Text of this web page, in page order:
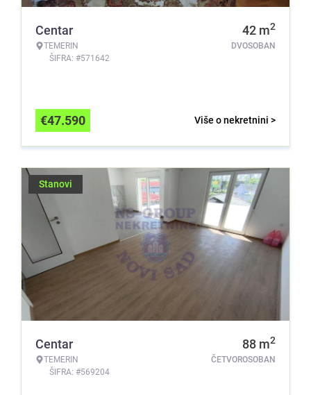
Centar
TEMERIN
ŠIFRA: #571642
42 m2
DVOSOBAN
Više o nekretnini >
€47.590
Stanovi
Centar
TEMERIN
ŠIFRA: #569204
88 m2
ČETVOROSOBAN